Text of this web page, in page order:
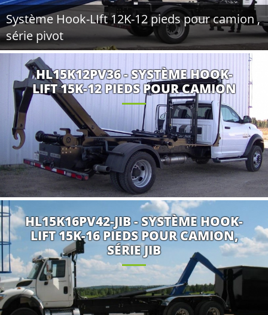
Système Hook-LIft 12K-12 pieds pour camion ,
série pivot
HL15K12PV36 - SYSTÈME HOOK-
LIFT 15K-12 PIEDS POUR CAMION
HL15K16PV42-JIB - SYSTÈME HOOK-
LIFT 15K-16 PIEDS POUR CAMION,
SÉRIE JIB